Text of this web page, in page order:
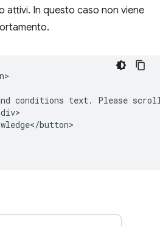
attivi. In questo caso non viene
conditions text. Please scroll
button>